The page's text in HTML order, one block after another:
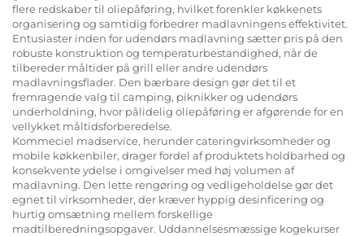
flere redskaber til oliepåføring, hvilket forenkler køkkenets
organisering og samtidig forbedrer madlavningens effektivitet.
Entusiaster inden for udendørs madlavning sætter pris på den
robuste konstruktion og temperaturbestandighed, når de
tilbereder måltider på grill eller andre udendørs
madlavningsflader. Den bærbare design gør det til et
fremragende valg til camping, piknikker og udendørs
underholdning, hvor pålidelig oliepåføring er afgørende for en
vellykket måltidsforberedelse.
Kommeciel madservice, herunder cateringvirksomheder og
mobile køkkenbiler, drager fordel af produktets holdbarhed og
konsekvente ydelse i omgivelser med høj volumen af
madlavning. Den lette rengøring og vedligeholdelse gør det
egnet til virksomheder, der kræver hyppig desinficering og
hurtig omsætning mellem forskellige
madtilberedningsopgaver. Uddannelsesmæssige kogekurser